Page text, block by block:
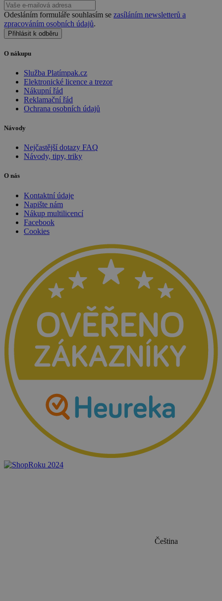
Odesláním formuláře souhlasím se zasíláním newsletterů a
zpracováním osobních údajů.
Přihlásit k odběru
O nákupu
Služba Platímpak.cz
Elektronické licence a trezor
Nákupní řád
Reklamační řád
Ochrana osobních údajů
Návody
Nejčastější dotazy FAQ
Návody, tipy, triky
O nás
Kontaktní údaje
Napište nám
Nákup multilicencí
Facebook
Cookies
Čeština